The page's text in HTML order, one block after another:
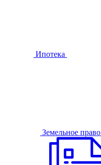
Ипотека
Земельное право